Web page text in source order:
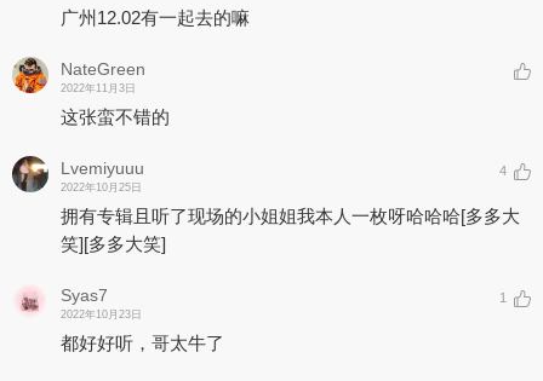
12. 是谁变了
我们活成了彼此讨厌的模样。
为了在一起而在一起，
爱是最终的受害者。
广州12.02有一起去的嘛
NateGreen
2022年11月3日
这张蛮不错的
Lvemiyuuu
2022年10月25日
4
拥有专辑且听了现场的小姐姐我本人一枚呀哈哈哈[多多大
笑] [多多大笑]
Syas7
2022年10月23日
1
都好好听，哥太牛了